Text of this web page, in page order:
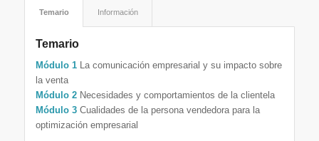
Temario Información
Temario
Módulo 1La comunicación empresarial y su impacto sobre
la venta
Módulo 2 Necesidades y comportamientos de la clientela
Módulo 3Cualidades de la persona vendedora para la
optimización empresarial